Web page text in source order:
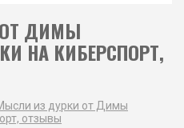
ДИМЫ
НА КИБЕРСПОРТ,
из дурки от Димы
отзывы